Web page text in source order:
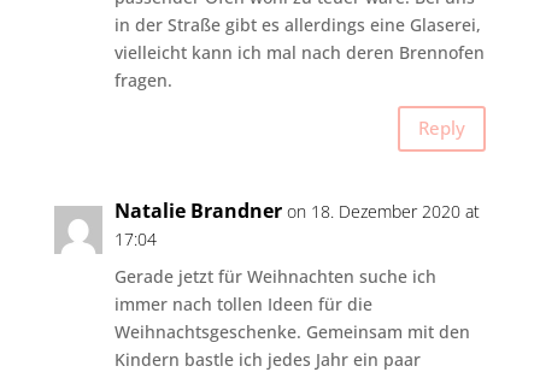
in der Straße gibt es allerdings eine Glaserei,
vielleicht kann ich mal nach deren Brennofen
fragen.
Reply
Natalie Brandner on 18. Dezember 2020 at
17:04
Gerade jetzt für Weihnachten suche ich
immer nach tollen Ideen für die
Weihnachtsgeschenke. Gemeinsam mit den
Kindern bastle ich jedes Jahr ein paar